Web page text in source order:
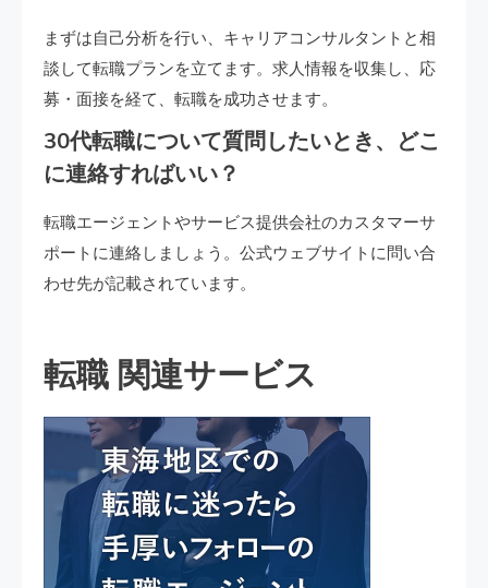
まずは自己分析を行い、キャリアコンサルタントと相
談して転職プランを立てます。求人情報を収集し、応
募・面接を経て、転職を成功させます。
30代転職について質問したいとき、どこ
に連絡すればいい？
転職エージェントやサービス提供会社のカスタマーサ
ポートに連絡しましょう。公式ウェブサイトに問い合
わせ先が記載されています。
転職 関連サービス